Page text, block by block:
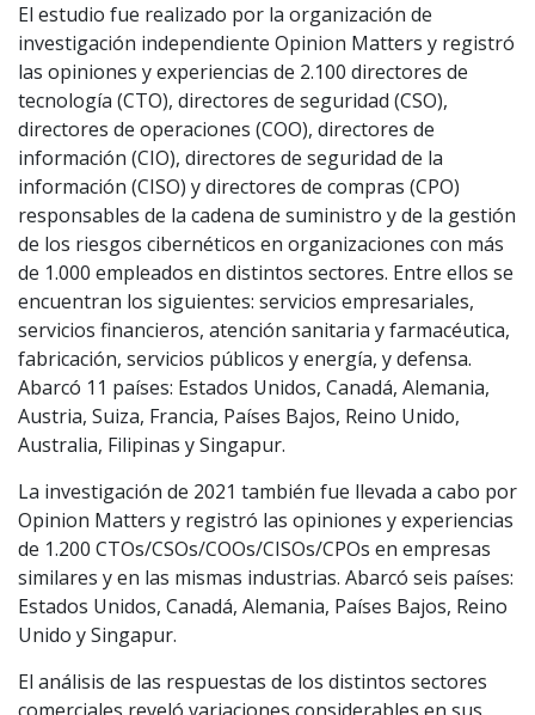
El estudio fue realizado por la organización de
investigación independiente Opinion Matters y registró
las opiniones y experiencias de 2.100 directores de
tecnología (CTO), directores de seguridad (CSO),
directores de operaciones (COO), directores de
información (CIO), directores de seguridad de la
información (CISO) y directores de compras (CPO)
responsables de la cadena de suministro y de la gestión
de los riesgos cibernéticos en organizaciones con más
de 1.000 empleados en distintos sectores. Entre ellos se
encuentran los siguientes: servicios empresariales,
servicios financieros, atención sanitaria y farmacéutica,
fabricación, servicios públicos y energía, y defensa.
Abarcó 11 países: Estados Unidos, Canadá, Alemania,
Austria, Suiza, Francia, Países Bajos, Reino Unido,
Australia, Filipinas y Singapur.
La investigación de 2021 también fue llevada a cabo por
Opinion Matters y registró las opiniones y experiencias
de 1.200 CTOs/CSOs/COOs/CISOs/CPOs en empresas
similares y en las mismas industrias. Abarcó seis países:
Estados Unidos, Canadá, Alemania, Países Bajos, Reino
Unido y Singapur.
El análisis de las respuestas de los distintos sectores